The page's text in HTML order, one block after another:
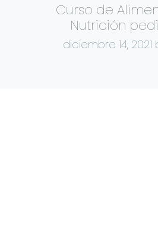
Curso de
Nutrición
diciembre 14, 2021